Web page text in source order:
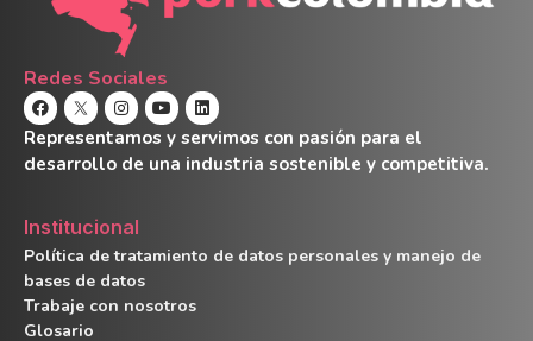
Redes Sociales
Representamos y servimos con pasión para el
desarrollo de una industria sostenible y competitiva.
Institucional
Política de tratamiento de datos personales y manejo de
bases de datos
Trabaje con nosotros
Glosario